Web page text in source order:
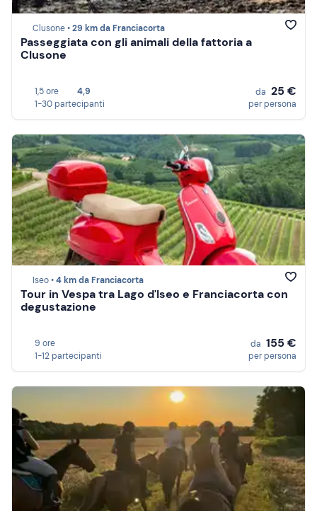
Clusone •29 km da Franciacorta
Passeggiata con gli animali della fattoria a
Clusone
1,5 ore
4,9
1-30 partecipanti
da 25 €
per persona
Iseo •4 km da Franciacorta
Tour in Vespa tra Lago d'Iseo e Franciacorta con
degustazione
9 ore
1-12 partecipanti
da 155 €
per persona